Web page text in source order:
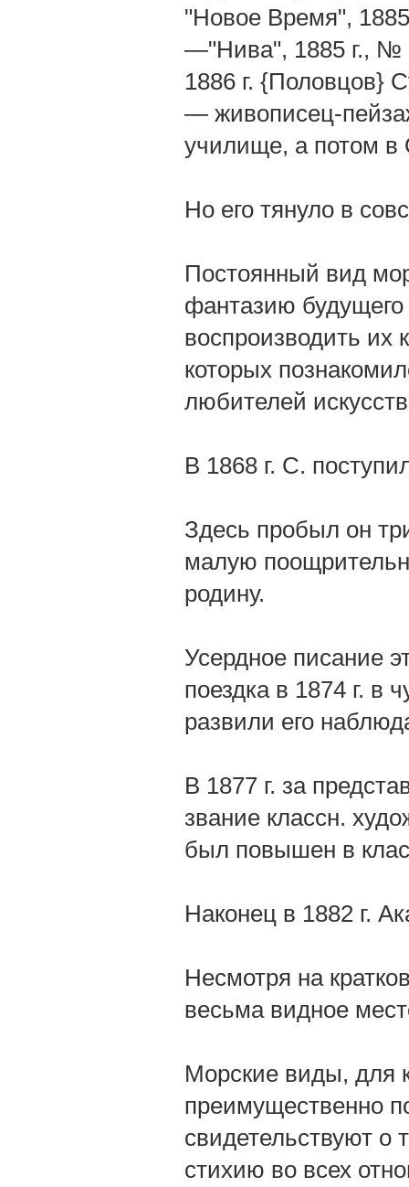
"Новое Время",
—"Нива", 1885 г., №
1886 г. {Половцов}
— живописец-
училище, а потом в
Но его тянуло в
Постоянный вид
фантазию
воспроизводить их
которых
любителей
В 1868 г. С.
Здесь пробыл он
малую
родину.
Усердное писание
поездка в 1874 г. в
развили его
В 1877 г. за
звание классн.
был повышен в
Наконец в 1882 г.
Несмотря на
весьма видное
Морские виды, для
преимущественно
свидетельствуют о
стихию во всех